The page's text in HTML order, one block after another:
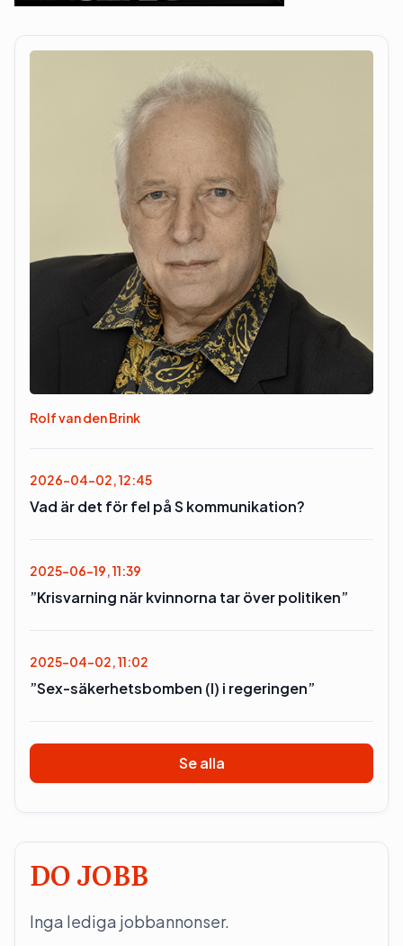
Rolf van den Brink
2026-04-02, 12:45
Vad är det för fel på S kommunikation?
2025-06-19, 11:39
”Krisvarning när kvinnorna tar över politiken”
2025-04-02, 11:02
”Sex-säkerhetsbomben (l) i regeringen”
Se alla
DO JOBB
Inga lediga jobbannonser.